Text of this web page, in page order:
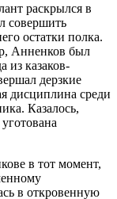
раскрылся в
совершить
остатки полка.
Анненков был
из казаков-
дерзкие
дисциплина среди
. Казалось,
в тот момент,
в откровенную